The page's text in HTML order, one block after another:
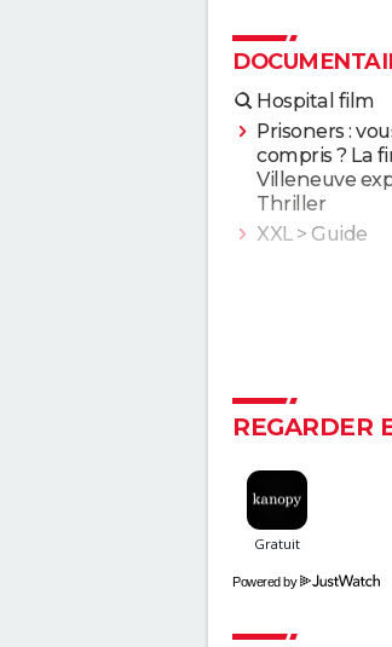
Hospital film
Prisoners :
compris ? La
Villeneuve
Thriller
XXL> Guide
Bowling for
Une Vérité
Faites le mur !
Le Chagrin et
Microcosmos,
REGARDER
Powered by